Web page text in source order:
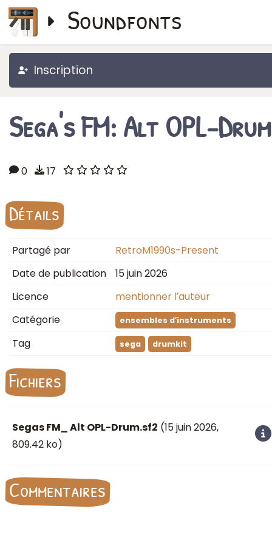
Soundfonts
Inscription
Sega's FM: Alt OPL-Drum
0 17
Détails
Partagé par
RetroM1990s-Present
Date de publication
15 juin 2026
Licence
mentionner l′auteur
Catégorie
ensembles d′instruments
Tag sega drumkit
Fichiers
Segas FM_ Alt OPL-Drum.sf2 (15 juin 2026,
809.42 ko)
Commentaires